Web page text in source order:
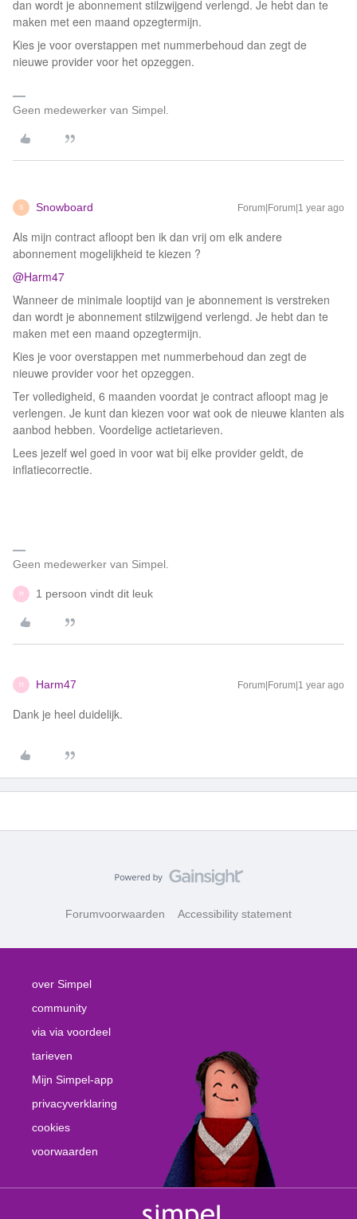
dan wordt je abonnement stilzwijgend verlengd. Je hebt dan te
maken met een maand opzegtermijn.
Kies je voor overstappen met nummerbehoud dan zegt de
nieuwe provider voor het opzeggen.
Geen medewerker van Simpel.
S Snowboard Forum|Forum|1 year ago
Als mijn contract afloopt ben ik dan vrij om elk andere
abonnement mogelijkheid te kiezen ?
@Harm47
Wanneer de minimale looptijd van je abonnement is verstreken
dan wordt je abonnement stilzwijgend verlengd. Je hebt dan te
maken met een maand opzegtermijn.
Kies je voor overstappen met nummerbehoud dan zegt de
nieuwe provider voor het opzeggen.
Ter volledigheid, 6 maanden voordat je contract afloopt mag je
verlengen. Je kunt dan kiezen voor wat ook de nieuwe klanten als
aanbod hebben. Voordelige actietarieven.
Lees jezelf wel goed in voor wat bij elke provider geldt, de
inflatiecorrectie.
Geen medewerker van Simpel.
H 1 persoon vindt dit leuk
H Harm47 Forum|Forum|1 year ago
Dank je heel duidelijk.
Forumvoorwaarden Accessibility statement
over Simpel
community
via via voordeel
tarieven
Mijn Simpel-app
privacyverklaring
cookies
voorwaarden